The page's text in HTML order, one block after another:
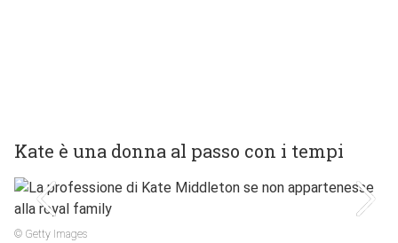
Kate è una donna al passo con i tempi
© Getty Images